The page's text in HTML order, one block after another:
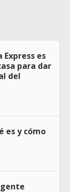
Express es
para dar
del
es y cómo